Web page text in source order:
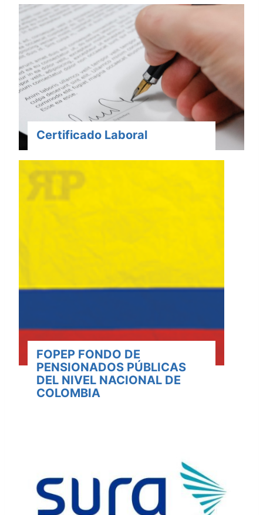
Certificado Laboral
FOPEP FONDO DE
PENSIONADOS PÚBLICAS
DEL NIVEL NACIONAL DE
COLOMBIA